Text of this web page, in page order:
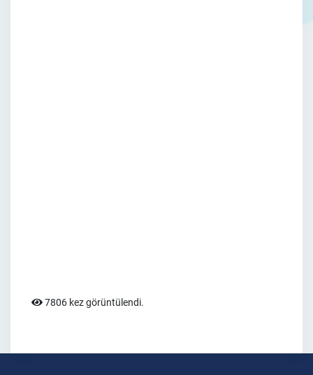
7806 kez görüntülendi.